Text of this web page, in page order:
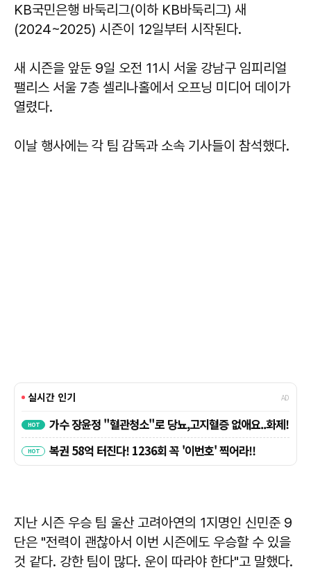
KB국민은행 바둑리그(이하 KB바둑리그) 새
(2024~2025) 시즌이 12일부터 시작된다.
새 시즌을 앞둔 9일 오전 11시 서울 강남구 임피리얼
팰리스 서울 7층 셀리나홀에서 오프닝 미디어 데이가
열렸다.
이날 행사에는 각 팀 감독과 소속 기사들이 참석했다.
지난 시즌 우승 팀 울산 고려아연의 1지명인 신민준 9
단은 "전력이 괜찮아서 이번 시즌에도 우승할 수 있을
것 같다. 강한 팀이 많다. 운이 따라야 한다"고 말했다.